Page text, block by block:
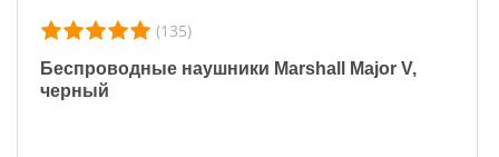
(135)
Беспроводные наушники Marshall Major V,
черный